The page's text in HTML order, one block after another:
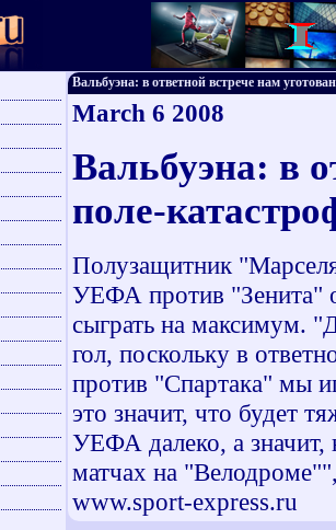
Вальбуэна: в ответной встрече нам
March 6 2008
Вальбуэна: в
поле-
Полузащитник
УЕФА против "Зенита"
сыграть на максимум.
гол, поскольку в
против "Спартака" мы
это значит, что будет
УЕФА далеко, а
матчах на
www.sport-express.ru